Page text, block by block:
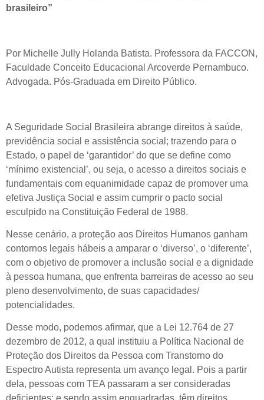
brasileiro”
Por Michelle Jully Holanda Batista. Professora da FACCON,
Faculdade Conceito Educacional Arcoverde Pernambuco.
Advogada. Pós-Graduada em Direito Público.
A Seguridade Social Brasileira abrange direitos à saúde,
previdência social e assistência social; trazendo para o
Estado, o papel de ‘garantidor’ do que se define como
‘mínimo existencial’, ou seja, o acesso a direitos sociais e
fundamentais com equanimidade capaz de promover uma
efetiva Justiça Social e assim cumprir o pacto social
esculpido na Constituição Federal de 1988.
Nesse cenário, a proteção aos Direitos Humanos ganham
contornos legais hábeis a amparar o ‘diverso’, o ‘diferente’,
com o objetivo de promover a inclusão social e a dignidade
à pessoa humana, que enfrenta barreiras de acesso ao seu
pleno desenvolvimento, de suas capacidades/
potencialidades.
Desse modo, podemos afirmar, que a Lei 12.764 de 27
dezembro de 2012, a qual instituiu a Política Nacional de
Proteção dos Direitos da Pessoa com Transtorno do
Espectro Autista representa um avanço legal. Pois a partir
dela, pessoas com TEA passaram a ser consideradas